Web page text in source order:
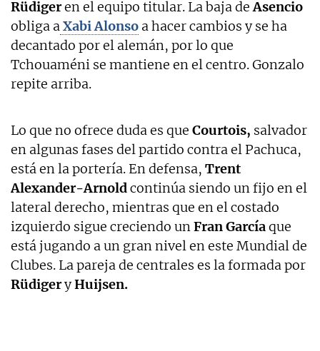
Rüdigeren el equipo titular. La baja deAsencio
obliga aXabi Alonso a hacer cambios y se ha
decantado por el alemán, por lo que
Tchouaméni se mantiene en el centro. Gonzalo
repite arriba.
Lo que no ofrece duda es que Courtois, salvador
en algunas fases del partido contra el Pachuca,
está en la portería. En defensa, Trent
Alexander-Arnoldcontinúa siendo un fijo en el
lateral derecho, mientras que en el costado
izquierdo sigue creciendo unFran Garcíaque
está jugando a un gran nivel en este Mundial de
Clubes. La pareja de centrales es la formada por
RüdigeryHuijsen.